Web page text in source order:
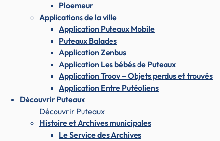
Ploemeur
Applications de la ville
Application Puteaux Mobile
Puteaux Balades
Application Zenbus
Application Les bébés de Puteaux
Application Troov – Objets perdus et trouvés
Application Entre Putéoliens
Découvrir Puteaux
Découvrir Puteaux
Histoire et Archives municipales
Le Service des Archives